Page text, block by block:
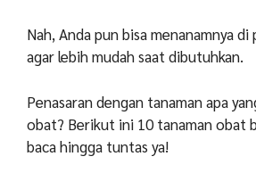
Nah, Anda pun bisa menanamnya
agar lebih mudah saat dibutuhkan.
Penasaran dengan tanaman apa
obat? Berikut ini 10 tanaman obat
baca hingga tuntas ya!